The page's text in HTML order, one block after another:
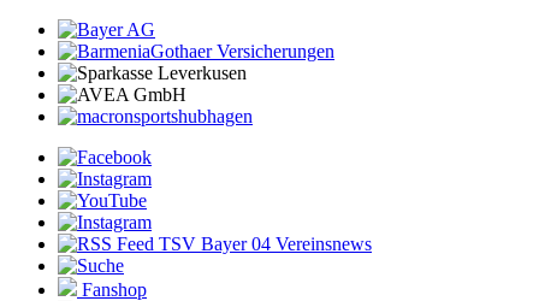
Fanshop